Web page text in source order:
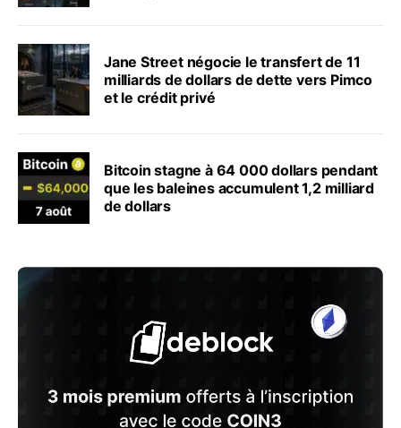
Jane Street négocie le transfert de 11
milliards de dollars de dette vers Pimco
et le crédit privé
Bitcoin stagne à 64 000 dollars pendant
que les baleines accumulent 1,2 milliard
de dollars